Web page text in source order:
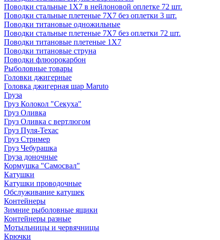
Поводки стальные 1X7 в нейлоновой оплетке 72 шт.
Поводки стальные плетеные 7X7 без оплетки 3 шт.
Поводки титановые одножильные
Поводки стальные плетеные 7X7 без оплетки 72 шт.
Поводки титановые плетеные 1X7
Поводки титановые струна
Поводки флюорокарбон
Рыболовные товары
Головки джигерные
Головка джигерная шар Maruto
Груза
Груз Колокол "Секуха"
Груз Оливка
Груз Оливка с вертлюгом
Груз Пуля-Техас
Груз Стример
Груз Чебурашка
Груза доночные
Кормушка "Самосвал"
Катушки
Катушки проводочные
Обслуживание катушек
Контейнеры
Зимние рыболовные ящики
Контейнеры разные
Мотыльницы и червячницы
Крючки